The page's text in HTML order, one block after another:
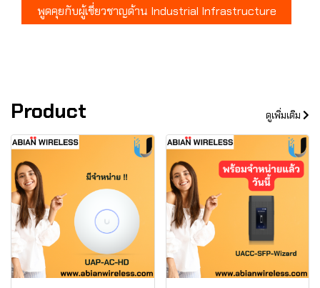
พูดคุยกับผู้เชี่ยวชาญด้าน Industrial Infrastructure
Product ดูเพิ่มเติม